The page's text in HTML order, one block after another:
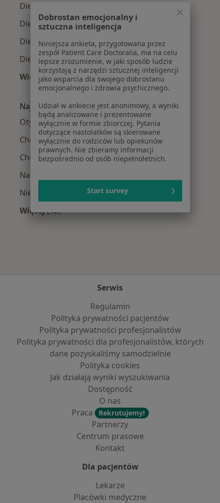
Dietetycy w Dębicy
Dietetycy w Jasle
Dietetycy w Ropczycach
Dietetycy w Sanoku
Więcej (9)
Więcej w kategorii: W pobliżu Krosna
Najczęście leczone choroby
Otyłość w Krosnie
Choroba Hashimoto w Krosnie
Choroby dietozależne w Krosnie
Nadciśnienie tętnicze w Krosnie
Niedoczynność tarczycy w Krosnie
Więcej (15)
Serwis
Regulamin
Polityka prywatności pacjentów
Polityka prywatności profesjonalistów
Polityka prywatności dla profesjonalistów, których
dane pozyskaliśmy samodzielnie
Polityka cookies
Jak działają wyniki wyszukiwania
Dostępność
O nas
Praca
Rekrutujemy!
Partnerzy
Centrum prasowe
Kontakt
Dla pacjentów
Lekarze
Placówki medyczne
Dobrostan emocjonalny i
sztuczna inteligencja
Niniejsza ankieta, przygotowana przez
zespół Patient Care Doctoralia, ma na celu
lepsze zrozumienie, w jaki sposób ludzie
korzystają z narzędzi sztucznej inteligencji
jako wsparcia dla swojego dobrostanu
emocjonalnego i zdrowia psychicznego.
Udział w ankiecie jest anonimowy, a wyniki
będą analizowane i prezentowane
wyłącznie w formie zbiorczej. Pytania
dotyczące nastolatków są skierowane
wyłącznie do rodziców lub opiekunów
prawnych. Nie zbieramy informacji
bezpośrednio od osób niepełnoletnich.
Start survey